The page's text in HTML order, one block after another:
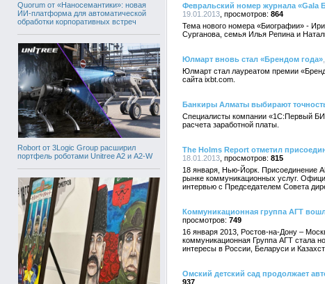
Quorum от «Наносемантики»: новая
ИИ-платформа для автоматической
обработки корпоративных встреч
Robort от 3Logic Group расширил
портфель роботами Unitree A2 и A2-W
Февральский номер журнала «Gala
19.01.2013
864
Тема нового номера «Биографии» -
Сурганова, семья Илья Репина и
Юлмарт вновь стал «Брендом года»
Юлмарт стал лауреатом премии
сайта ixbt.com.
Банкиры Алматы выбирают
Специалисты компании «1С:Первый
расчета заработной платы.
The Holms Report отметил
18.01.2013
815
18 января, Нью-Йорк. Присоединение
рынке коммуникационных услуг.
интервью с Председателем Совета
Коммуникационная группа АГТ
749
16 января 2013, Ростов-на-Дону –
коммуникационная Группа АГТ стала
интересы в России, Беларуси и
Омский детский сад продолжает
937